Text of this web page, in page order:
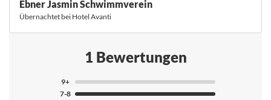
Zufriedenheit! Sehr nett und kompetent und auch bei
ausgehungerten Sportler aber das konnte schnell
geklärt werden! Die Menge der Portionen konnte
schnell geklärt werden, aber es könnte noch etwas
sportlergerechter gekocht werden! Die
Ebner Jasmin Schwimmverein
Übernachtet bei Hotel Avanti
1 Bewertungen
9+
7-8